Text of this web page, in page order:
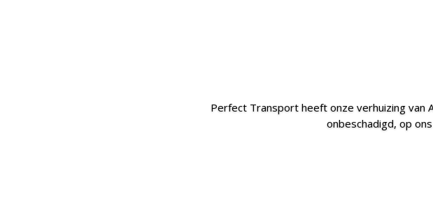
Perfect Transport heeft onze verhuizing van
onbeschadigd, op